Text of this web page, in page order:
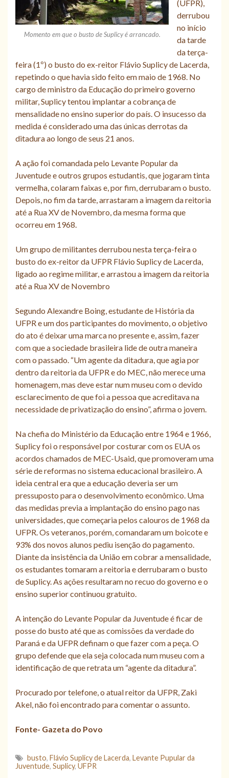
Momento em que o busto de Suplicy é arrancado.
(UFPR),
derrubou
no início
da tarde
da terça-
feira (1º) o busto do ex-reitor Flávio Suplicy de Lacerda,
repetindo o que havia sido feito em maio de 1968. No
cargo de ministro da Educação do primeiro governo
militar, Suplicy tentou implantar a cobrança de
mensalidade no ensino superior do país. O insucesso da
medida é considerado uma das únicas derrotas da
ditadura ao longo de seus 21 anos.
A ação foi comandada pelo Levante Popular da
Juventude e outros grupos estudantis, que jogaram tinta
vermelha, colaram faixas e, por fim, derrubaram o busto.
Depois, no fim da tarde, arrastaram a imagem da reitoria
até a Rua XV de Novembro, da mesma forma que
ocorreu em 1968.
Um grupo de militantes derrubou nesta terça-feira o
busto do ex-reitor da UFPR Flávio Suplicy de Lacerda,
ligado ao regime militar, e arrastou a imagem da reitoria
até a Rua XV de Novembro
Segundo Alexandre Boing, estudante de História da
UFPR e um dos participantes do movimento, o objetivo
do ato é deixar uma marca no presente e, assim, fazer
com que a sociedade brasileira lide de outra maneira
com o passado. “Um agente da ditadura, que agia por
dentro da reitoria da UFPR e do MEC, não merece uma
homenagem, mas deve estar num museu com o devido
esclarecimento de que foi a pessoa que acreditava na
necessidade de privatização do ensino”, afirma o jovem.
Na chefia do Ministério da Educação entre 1964 e 1966,
Suplicy foi o responsável por costurar com os EUA os
acordos chamados de MEC-Usaid, que promoveram uma
série de reformas no sistema educacional brasileiro. A
ideia central era que a educação deveria ser um
pressuposto para o desenvolvimento econômico. Uma
das medidas previa a implantação do ensino pago nas
universidades, que começaria pelos calouros de 1968 da
UFPR. Os veteranos, porém, comandaram um boicote e
93% dos novos alunos pediu isenção do pagamento.
Diante da insistência da União em cobrar a mensalidade,
os estudantes tomaram a reitoria e derrubaram o busto
de Suplicy. As ações resultaram no recuo do governo e o
ensino superior continuou gratuito.
A intenção do Levante Popular da Juventude é ficar de
posse do busto até que as comissões da verdade do
Paraná e da UFPR definam o que fazer com a peça. O
grupo defende que ela seja colocada num museu com a
identificação de que retrata um “agente da ditadura”.
Procurado por telefone, o atual reitor da UFPR, Zaki
Akel, não foi encontrado para comentar o assunto.
Fonte- Gazeta do Povo
busto, Flávio Suplicy de Lacerda, Levante Pupular da
Juventude, Suplicy, UFPR